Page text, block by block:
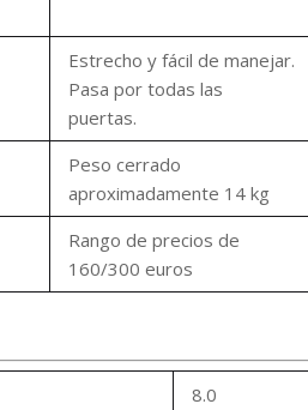
Estrecho y fácil de manejar.
Pasa por todas las
puertas.
Peso cerrado
aproximadamente 14 kg
Rango de precios de
160/300 euros
8.0